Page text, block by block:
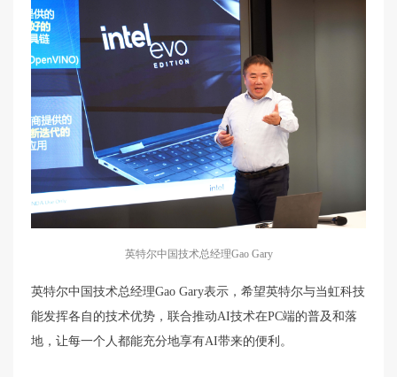
英特尔中国技术总经理Gao Gary
英特尔中国技术总经理Gao Gary表示，希望英特尔与当虹科技
能发挥各自的技术优势，联合推动AI技术在PC端的普及和落
地，让每一个人都能充分地享有AI带来的便利。